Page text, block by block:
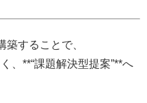
することで、
、**“課題解決型提案”**へ